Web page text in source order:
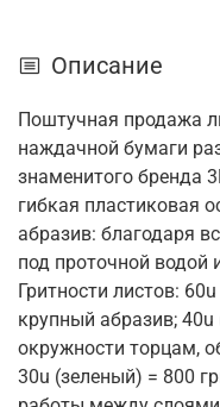
Описание
Поштучная продажа
наждачной бумаги
знаменитого бренда
гибкая пластиковая
абразив: благодаря
под проточной водой
Гритности листов:
крупный абразив;
окружности торцам,
30u (зеленый) = 800